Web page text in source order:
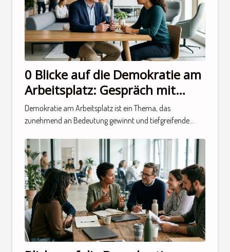
0 Blicke auf die Demokratie am
Arbeitsplatz: Gespräch mit
einem Experten
Demokratie am Arbeitsplatz ist ein Thema, das
zunehmend an Bedeutung gewinnt und tiefgreifende...